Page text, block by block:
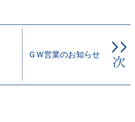
ＧＷ営業のお知らせ